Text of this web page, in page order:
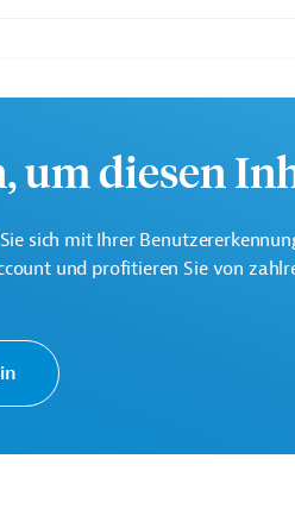
Transport und Logistik,
Tiefbau, Infrastrukturbau
um diesen
sich mit Ihrer
und profitieren Sie von